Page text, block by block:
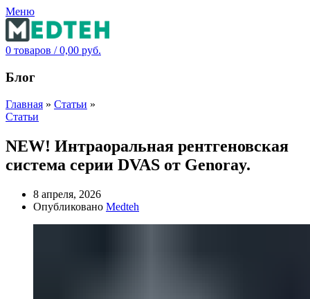
Меню
0 товаров / 0,00 руб.
Блог
Главная » Статьи »
Статьи
NEW! Интраоральная рентгеновская
система серии DVAS от Genoray.
8 апреля, 2026
Опубликовано Medteh